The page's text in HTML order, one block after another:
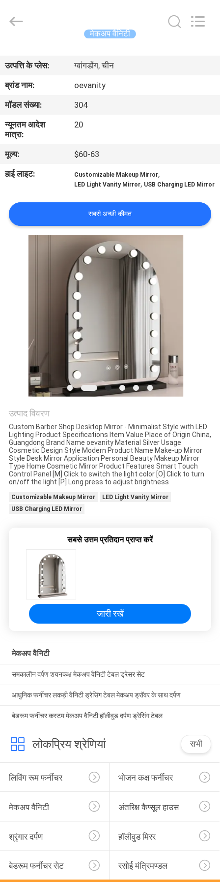
उत्पाद
वीआर
दिखाएँ
बारे
समाचार
सभी
मामलों
एक
बोली
का
अनुरोध
गोपनीयता
Furniture
मेकअप वैनिटी
उत्पत्ति के प्लेस:
ग्वांगडोंग, चीन
ब्रांड नाम:
oevanity
मॉडल संख्या:
304
न्यूनतम आदेश
मात्रा:
20
मूल्य:
$60-63
हाई लाइट:
Customizable Makeup Mirror,
LED Light Vanity Mirror, USB Charging LED Mirror
सबसे अच्छी कीमत
उत्पाद विवरण
Custom Barber Shop Desktop Mirror - Minimalist Style with LED
Lighting Product Specifications Item Value Place of Origin China,
Guangdong Brand Name oevanity Material Silver Usage
Cosmetic Design Style Modern Product Name Make-up Mirror
Style Desk Mirror Application Personal Beauty Makeup Mirror
Type Home Cosmetic Mirror Product Features Smart Touch
Control Panel [M] Click to switch the light color [O] Click to turn
on/off the light [P] Long press to adjust brightness
Customizable Makeup Mirror
LED Light Vanity Mirror
USB Charging LED Mirror
सबसे उत्तम प्रतिदान प्राप्त करें
जारी रखें
मेकअप वैनिटी
समकालीन दर्पण शयनकक्ष मेकअप वैनिटी टेबल ड्रेसर सेट
आधुनिक फर्नीचर लकड़ी वैनिटी ड्रेसिंग टेबल मेकअप ड्रॉवर के साथ दर्पण
बेडरूम फर्नीचर कस्टम मेकअप वैनिटी हॉलीवुड दर्पण ड्रेसिंग टेबल
लोकप्रिय श्रेणियां सभी
लिविंग रूम फर्नीचर भोजन कक्ष फर्नीचर
मेकअप वैनिटी अंतरिक्ष कैप्सूल हाउस
श्रृंगार दर्पण हॉलीवुड मिरर
बेडरूम फर्नीचर सेट रसोई मंत्रिमण्डल